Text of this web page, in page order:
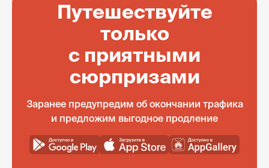
Путешествуйте
только
с приятными
сюрпризами
Заранее предупредим об окончании трафика
и предложим выгодное продление